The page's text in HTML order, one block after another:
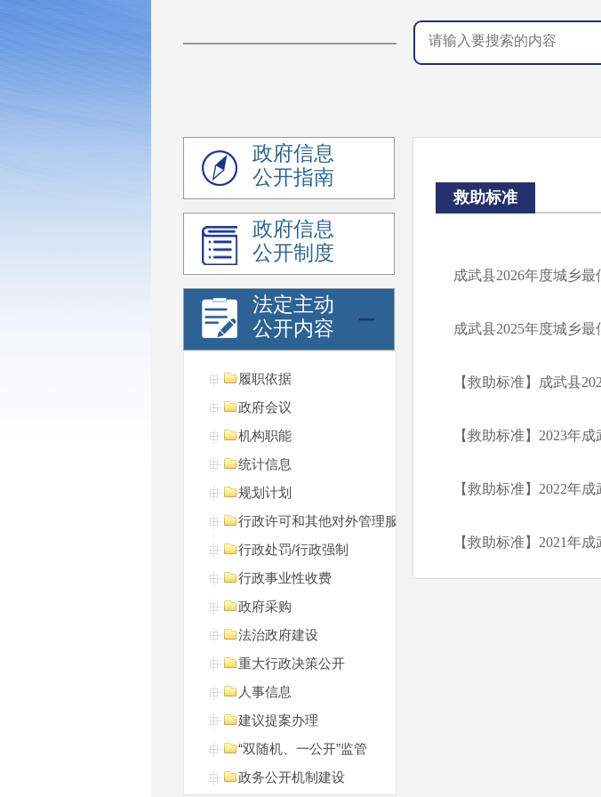
政府信息
公开指南
政府信息
公开制度
法定主动
公开内容
履职依据
政府会议
机构职能
统计信息
规划计划
行政许可和其他对外管理服务事项
行政处罚/行政强制
行政事业性收费
政府采购
法治政府建设
重大行政决策公开
人事信息
建议提案办理
“双随机、一公开”监管
政务公开机制建设
救助标准
成武县2026年度城乡
成武县2025年度城乡
【救助标准】成武县
【救助标准】2023年
【救助标准】2022年
【救助标准】2021年